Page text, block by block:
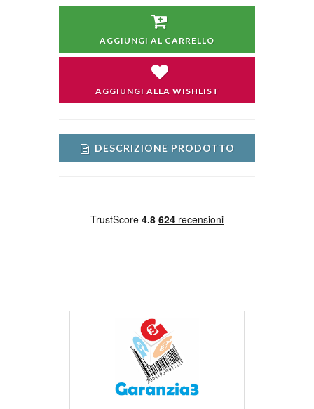
AGGIUNGI AL CARRELLO
AGGIUNGI ALLA WISHLIST
DESCRIZIONE PRODOTTO